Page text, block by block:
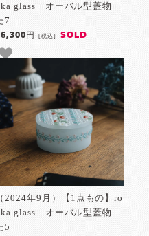
glass オーバル型蓋物
7
円 [税込] SOLD
（2024年9月）【1点もの】ro
glass オーバル型蓋物
5